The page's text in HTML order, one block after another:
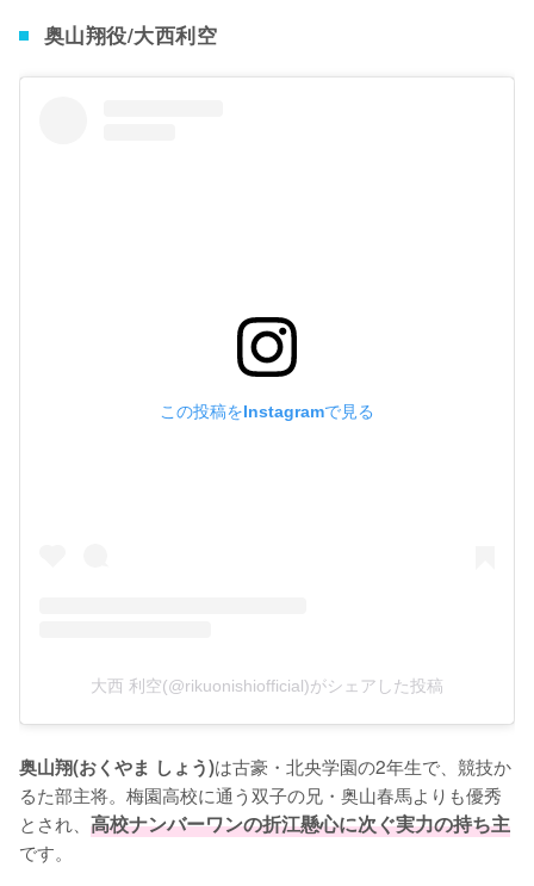
奥山翔役/大西利空
この投稿をInstagramで見る
大西 利空(@rikuonishiofficial)がシェアした投稿
奥山翔(おくやま しょう)は古豪・北央学園の2年生で、競技か
るた部主将。梅園高校に通う双子の兄・奥山春馬よりも優秀
とされ、 高校ナンバーワンの折江懸心に次ぐ実力の持ち主
です。